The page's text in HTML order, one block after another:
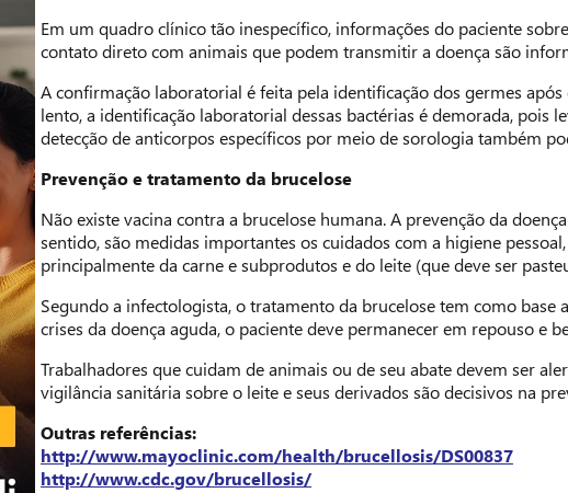
Em um quadro clínico tão inespecífico, informações do paciente
contato direto com animais que podem transmitir a doença são
A confirmação laboratorial é feita pela identificação dos germes
lento, a identificação laboratorial dessas bactérias é demorada, pois
detecção de anticorpos específicos por meio de sorologia também
Prevenção e tratamento da brucelose
Não existe vacina contra a brucelose humana. A prevenção da
sentido, são medidas importantes os cuidados com a higiene
principalmente da carne e subprodutos e do leite (que deve ser
Segundo a infectologista, o tratamento da brucelose tem como base
crises da doença aguda, o paciente deve permanecer em repouso e
Trabalhadores que cuidam de animais ou de seu abate devem ser
vigilância sanitária sobre o leite e seus derivados são decisivos na
Outras referências:
http://www.mayoclinic.com/health/brucellosis/DS00837
http://www.cdc.gov/brucellosis/